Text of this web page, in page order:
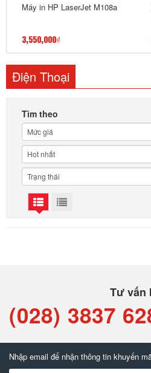
Máy in HP LaserJet M108a
3,550,000₫
Điện Thoại
Tìm theo
Tư vấn
(028) 3837
Nhập email để nhận thông tin khuyến